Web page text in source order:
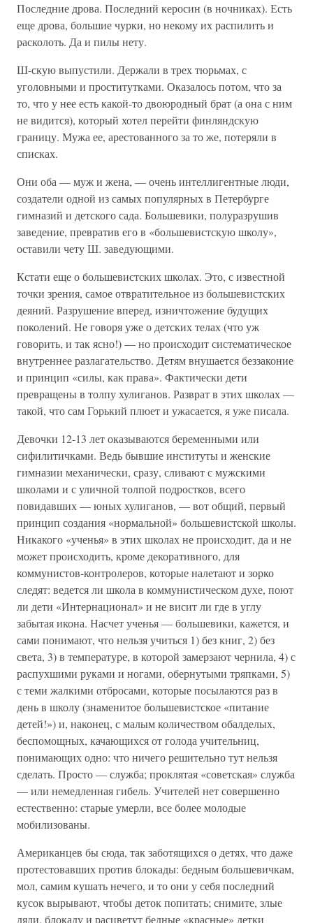
Последние дрова. Последний керосин (в ночниках). Есть
еще дрова, большие чурки, но некому их распилить и
расколоть. Да и пилы нету.
Ш-скую выпустили. Держали в трех тюрьмах, с
уголовными и проститутками. Оказалось потом, что за
то, что у нее есть какой-то двоюродный брат (а она с ним
не видится), который хотел перейти финляндскую
границу. Мужа ее, арестованного за то же, потеряли в
списках.
Они оба — муж и жена, — очень интеллигентные люди,
создатели одной из самых популярных в Петербурге
гимназий и детского сада. Большевики, полуразрушив
заведение, превратив его в «большевистскую школу»,
оставили чету Ш. заведующими.
Кстати еще о большевистских школах. Это, с известной
точки зрения, самое отвратительное из большевистских
деяний. Разрушение вперед, изничтожение будущих
поколений. Не говоря уже о детских телах (что уж
говорить, и так ясно!) — но происходит систематическое
внутреннее разлагательство. Детям внушается беззаконие
и принцип «силы, как права». Фактически дети
превращены в толпу хулиганов. Разврат в этих школах —
такой, что сам Горький плюет и ужасается, я уже писала.
Девочки 12-13 лет оказываются беременными или
сифилитичками. Ведь бывшие институты и женские
гимназии механически, сразу, сливают с мужскими
школами и с уличной толпой подростков, всего
повидавших — юных хулиганов, — вот общий, первый
принцип создания «нормальной» большевистской школы.
Никакого «ученья» в этих школах не происходит, да и не
может происходить, кроме декоративного, для
коммунистов-контролеров, которые налетают и зорко
следят: ведется ли школа в коммунистическом духе, поют
ли дети «Интернационал» и не висит ли где в углу
забытая икона. Насчет ученья — большевики, кажется, и
сами понимают, что нельзя учиться 1) без книг, 2) без
света, 3) в температуре, в которой замерзают чернила, 4) с
распухшими руками и ногами, обернутыми тряпками, 5)
с теми жалкими отбросами, которые посылаются раз в
день в школу (знаменитое большевистское «питание
детей!») и, наконец, с малым количеством обалделых,
беспомощных, качающихся от голода учительниц,
понимающих одно: что ничего решительно тут нельзя
сделать. Просто — служба; проклятая «советская» служба
— или немедленная гибель. Учителей нет совершенно
естественно: старые умерли, все более молодые
мобилизованы.
Американцев бы сюда, так заботящихся о детях, что даже
протестовавших против блокады: бедным большевичкам,
мол, самим кушать нечего, и то они у себя последний
кусок вырывают, чтобы деток попитать; снимите, злые
дяди, блокаду и расцветут бедные «красные» детки